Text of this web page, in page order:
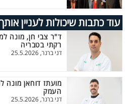
עוד כתבות שיכולות לעניין אותך
ד"ר צבי חן, מונה
רקתי בטבריה
דני ברנר, 25.5.2026
מועתז דוחאן מונה
העמק
דני ברנר, 25.5.2026